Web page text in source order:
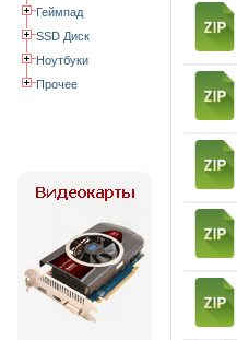
Геймпад
SSD Диск
Ноутбуки
Прочее